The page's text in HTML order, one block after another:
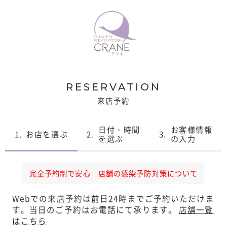
RESERVATION
来店予約
1. お店を選ぶ 2. 日付・時間
を選ぶ 3. お客様情報
の入力
完全予約制で安心 店舗の感染予防対策について
Webでの来店予約は前日24時までご予約いただけま
す。 当日のご予約はお電話にて承ります。 店舗一覧
はこちら